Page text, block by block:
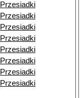
Przesiadki
Przesiadki
Przesiadki
Przesiadki
Przesiadki
Przesiadki
Przesiadki
Przesiadki